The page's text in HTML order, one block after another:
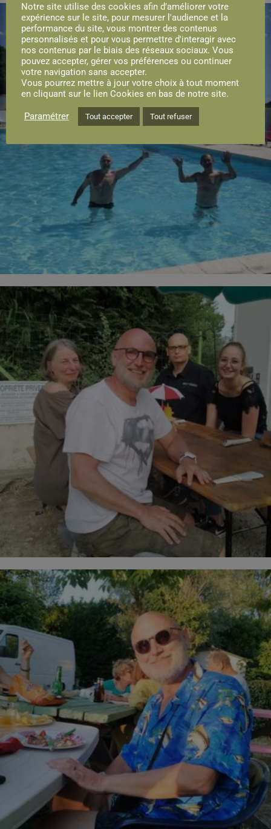
Notre site utilise des cookies afin d’améliorer votre
expérience sur le site, pour mesurer l'audience et la
performance du site, vous montrer des contenus
personnalisés et pour vous permettre d'interagir avec
nos contenus par le biais des réseaux sociaux. Vous
pouvez accepter, gérer vos préférences ou continuer
votre navigation sans accepter.
Vous pourrez mettre à jour votre choix à tout moment
en cliquant sur le lien Cookies en bas de notre site.
Paramétrer Tout accepter Tout refuser